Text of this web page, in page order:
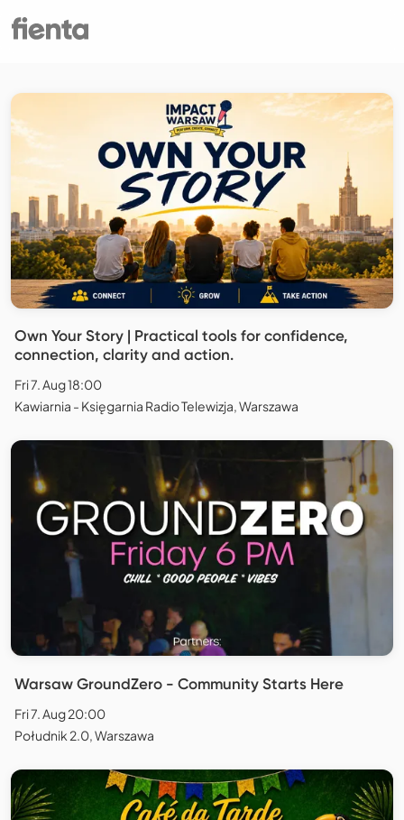
Own Your Story | Practical tools for confidence,
connection, clarity and action.
Fri 7. Aug 18:00
Kawiarnia - Księgarnia Radio Telewizja, Warszawa
Warsaw GroundZero - Community Starts Here
Fri 7. Aug 20:00
Południk 2.0, Warszawa